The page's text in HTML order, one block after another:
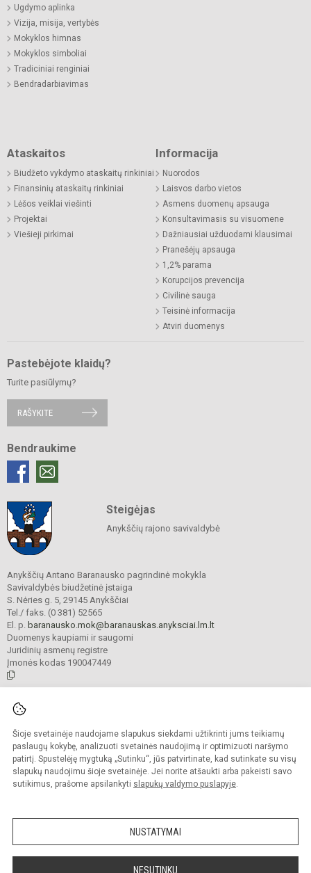
Šioje svetainėje naudojame slapukus siekdami užtikrinti jums teikiamų
paslaugų kokybę, analizuoti svetainės naudojimą ir optimizuoti naršymo
patirtį. Spustelėję mygtuką „Sutinku“, jūs patvirtinate, kad sutinkate su visų
slapukų naudojimu šioje svetainėje. Jei norite atšaukti arba pakeisti savo
sutikimus, prašome apsilankyti slapukų valdymo puslapyje.
NUSTATYMAI
NESUTINKU
Ugdymo aplinka
Vizija, misija, vertybės
Mokyklos himnas
Mokyklos simboliai
Tradiciniai renginiai
Bendradarbiavimas
Ataskaitos
Biudžeto vykdymo ataskaitų rinkiniai
Finansinių ataskaitų rinkiniai
Lėšos veiklai viešinti
Projektai
Viešieji pirkimai
Informacija
Nuorodos
Laisvos darbo vietos
Asmens duomenų apsauga
Konsultavimasis su visuomene
Dažniausiai užduodami klausimai
Pranešėjų apsauga
1,2% parama
Korupcijos prevencija
Civilinė sauga
Teisinė informacija
Atviri duomenys
Pastebėjote klaidų?
Turite pasiūlymų?
RAŠYKITE
Bendraukime
Steigėjas
Anykščių rajono savivaldybė
Anykščių Antano Baranausko pagrindinė mokykla
Savivaldybės biudžetinė įstaiga
S. Nėries g. 5, 29145 Anykščiai
Tel./ faks. (0 381) 52565
El. p. baranausko.mok@baranauskas.anyksciai.lm.lt
Duomenys kaupiami ir saugomi
Juridinių asmenų registre
Įmonės kodas 190047449
Kopijuoti turinį be raštiško mokyklos administracijos sutikimo griežtai
draudžiama.
Prieinamumo paraiška Slapukų valdymas
Sumanus būdas atnaujinti